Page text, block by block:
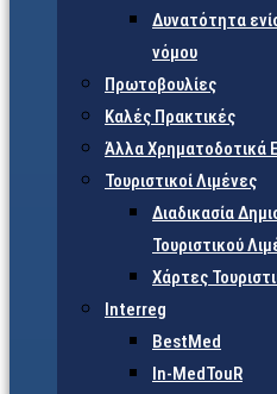
Δυνατότητα
νόμου
Πρωτοβουλίες
Καλές Πρακτικές
Άλλα Χρηματοδοτικά
Τουριστικοί Λιμένες
Διαδικασία
Τουριστικού
Χάρτες
Interreg
BestMed
In-MedTouR